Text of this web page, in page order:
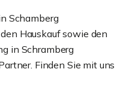
Schamberg
Hauskauf sowie den
in Schramberg
Finden Sie mit uns